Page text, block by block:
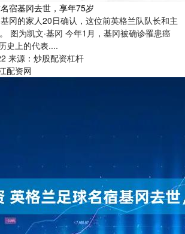
宿基冈去世，享年75岁
冈的家人20日确认，这位前英格兰队队长和主
图为凯文·基冈 今年1月，基冈被确诊罹患癌
史上的代表....
来源：炒股配资杠杆
配资网